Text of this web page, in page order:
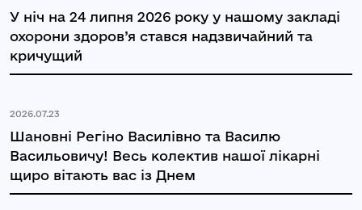
У ніч на 24 липня 2026 року у нашому закладі
охорони здоров’я стався надзвичайний та
кричущий
2026.07.23
Шановні Регіно Василівно та Василю
Васильовичу! Весь колектив нашої лікарні
щиро вітають вас із Днем